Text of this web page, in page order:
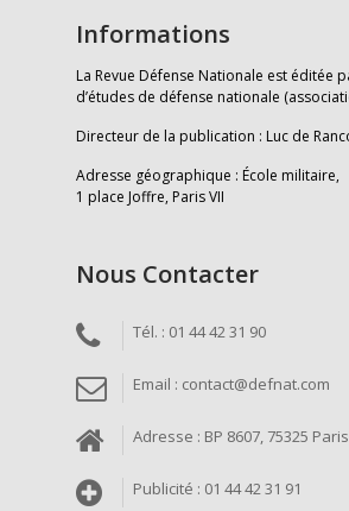
Informations
La Revue Défense Nationale est éditée
d’études de défense nationale
Directeur de la publication : Luc de
Adresse géographique : École militaire,
1 place Joffre, Paris VII
Nous Contacter
Tél. : 01 44 42 31 90
Email : contact@defnat.com
Adresse : BP 8607, 75325
Publicité : 01 44 42 31 91